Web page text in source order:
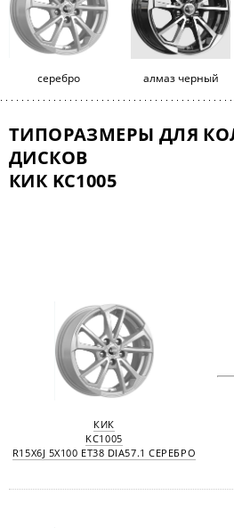
серебро алмаз черный
ТИПОРАЗМЕРЫ ДЛЯ
ДИСКОВ
КИК KC1005
КИК
KC1005
R15X6J 5X100 ET38 DIA57.1 СЕРЕБРО